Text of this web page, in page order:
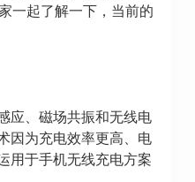
一起了解一下，当前的
应、磁场共振和无线电
因为充电效率更高、电
用于手机无线充电方案